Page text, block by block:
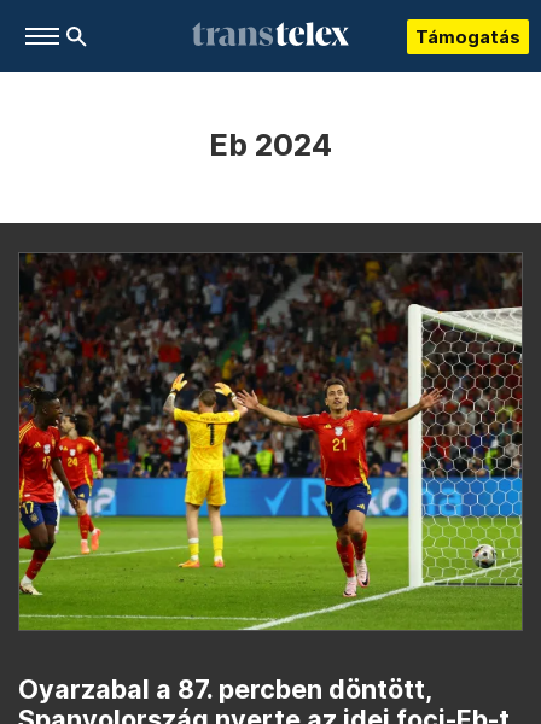
Támogatás
Eb 2024
Oyarzabal a 87. percben döntött,